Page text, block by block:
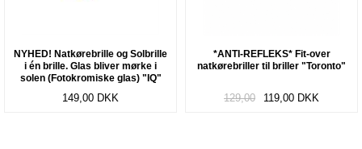
NYHED! Natkørebrille og Solbrille
i én brille. Glas bliver mørke i
solen (Fotokromiske glas) "IQ"
149,00 DKK
*ANTI-REFLEKS* Fit-over
natkørebriller til briller "Toronto"
129,00 119,00 DKK